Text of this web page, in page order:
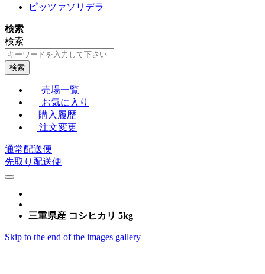
ピッツァソリデラ
検索
検索
検索
売場一覧
お気に入り
購入履歴
注文変更
通常配送便
先取り配送便
三重県産 コシヒカリ 5kg
Skip to the end of the images gallery